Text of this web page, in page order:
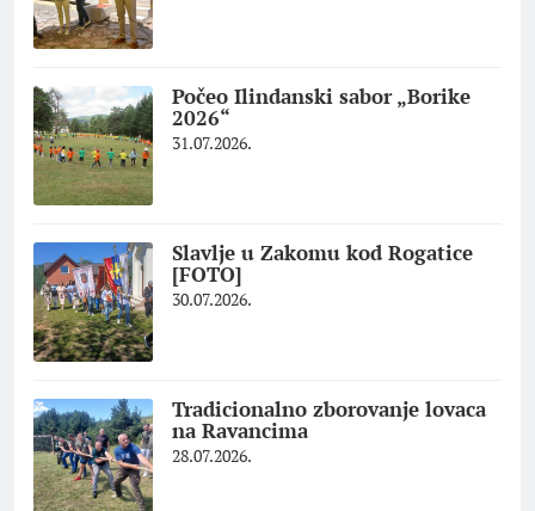
Počeo Ilindanski sabor „Borike
2026“
31.07.2026.
Slavlje u Zakomu kod Rogatice
[FOTO]
30.07.2026.
Tradicionalno zborovanje lovaca
na Ravancima
28.07.2026.